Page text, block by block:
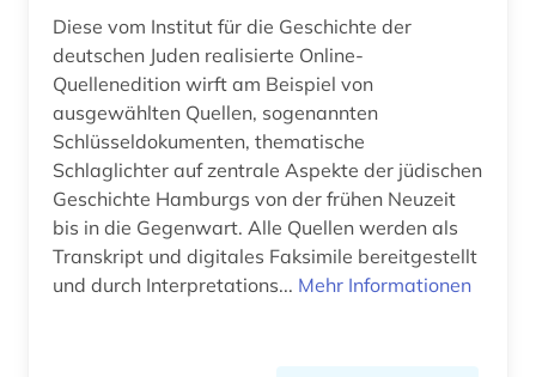
Diese vom Institut für die Geschichte der
deutschen Juden realisierte Online-
Quellenedition wirft am Beispiel von
ausgewählten Quellen, sogenannten
Schlüsseldokumenten, thematische
Schlaglichter auf zentrale Aspekte der jüdischen
Geschichte Hamburgs von der frühen Neuzeit
bis in die Gegenwart. Alle Quellen werden als
Transkript und digitales Faksimile bereitgestellt
und durch Interpretations... Mehr Informationen